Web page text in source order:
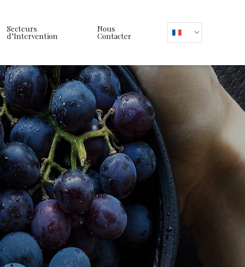
Secteurs
d’Intervention
Nous
Contacter